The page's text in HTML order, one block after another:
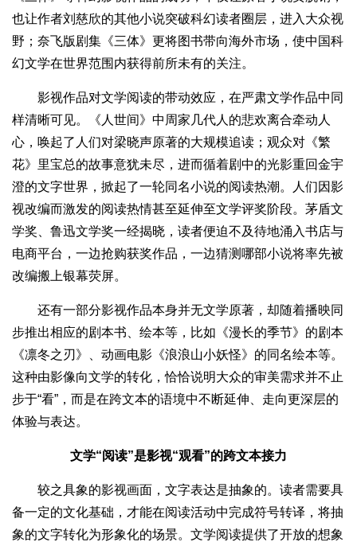
也让作者刘慈欣的其他小说突破科幻读者圈层，进入大众视
野；奈飞版剧集《三体》更将图书带向海外市场，使中国科
幻文学在世界范围内获得前所未有的关注。
影视作品对文学阅读的带动效应，在严肃文学作品中同
样清晰可见。《人世间》中周家几代人的悲欢离合牵动人
心，唤起了人们对梁晓声原著的大规模追读；观众对《繁
花》里宝总的故事意犹未尽，进而循着剧中的光影重回金宇
澄的文字世界，掀起了一轮同名小说的阅读热潮。人们因影
视改编而激发的阅读热情甚至延伸至文学评奖阶段。茅盾文
学奖、鲁迅文学奖一经揭晓，读者便迫不及待地涌入书店与
电商平台，一边抢购获奖作品，一边猜测哪部小说将率先被
改编搬上银幕荧屏。
还有一部分影视作品本身并无文学原著，却随着播映同
步推出相应的剧本书、绘本等，比如《漫长的季节》的剧本
《凛冬之刃》、动画电影《浪浪山小妖怪》的同名绘本等。
这种由影像向文学的转化，恰恰说明大众的审美需求并不止
步于“看”，而是在跨文本的语境中不断延伸、走向更深层的
体验与表达。
文学“阅读”是影视“观看”的跨文本接力
较之具象的影视画面，文字表达是抽象的。读者需要具
备一定的文化基础，才能在阅读活动中完成符号转译，将抽
象的文字转化为形象化的场景。文学阅读提供了开放的想象